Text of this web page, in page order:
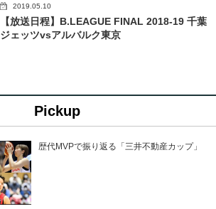
2019.05.10
【放送日程】B.LEAGUE FINAL 2018-19 千葉
ジェッツvsアルバルク東京
Pickup
歴代MVPで振り返る「三井不動産カップ」